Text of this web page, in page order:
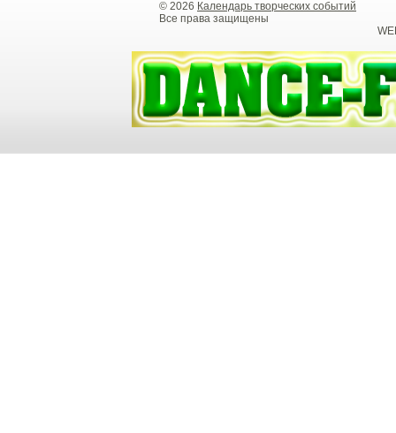
© 2026 Календарь творческих событий
Все права защищены